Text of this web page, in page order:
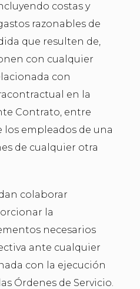
costas y
razonables de
que resulten de,
con cualquier
con
en la
Contrato, entre
los empleados de una
de cualquier otra
colaborar
la
necesarios
ante cualquier
con la ejecución
Órdenes de Servicio.